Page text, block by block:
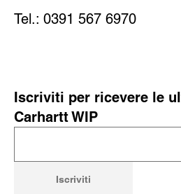
Tel.: 0391 567 6970
Iscriviti per ricevere le ultime novità da
Carhartt WIP
Iscriviti